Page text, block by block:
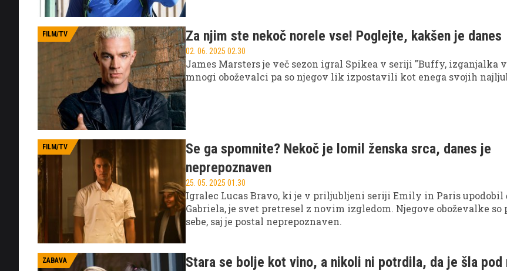
FILM/TV Za njim ste nekoč norele vse! Poglejte, kakšen je danes
02. 06. 2025 02.30
James Marsters je več sezon igral Spikea v seriji "Buffy, izganjalka
mnogi oboževalci pa so njegov lik izpostavili kot enega svojih
FILM/TV
Se ga spomnite? Nekoč je lomil ženska srca, danes je
neprepoznaven
25. 05. 2025 01.30
Igralec Lucas Bravo, ki je v priljubljeni seriji Emily in Paris upodobil
Gabriela, je svet pretresel z novim izgledom. Njegove oboževalke so
sebe, saj je postal neprepoznaven.
ZABAVA Stara se bolje kot vino, a nikoli ni potrdila, da je šla pod